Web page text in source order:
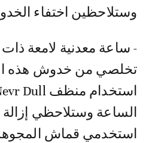
وستلاحظين اختفاء
- ساعة معدنية لامعة
تخلصي من خدوش هذه
الساعة وستلاحظي
استخدمي قماش